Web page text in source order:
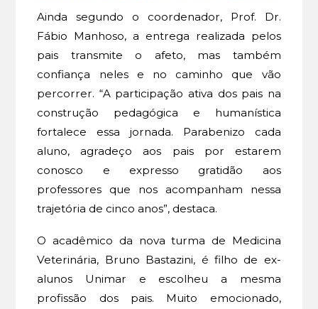
Ainda segundo o coordenador, Prof. Dr.
Fábio Manhoso, a entrega realizada pelos
pais transmite o afeto, mas também
confiança neles e no caminho que vão
percorrer. “A participação ativa dos pais na
construção pedagógica e humanística
fortalece essa jornada. Parabenizo cada
aluno, agradeço aos pais por estarem
conosco e expresso gratidão aos
professores que nos acompanham nessa
trajetória de cinco anos”, destaca.
O acadêmico da nova turma de Medicina
Veterinária, Bruno Bastazini, é filho de ex-
alunos Unimar e escolheu a mesma
profissão dos pais. Muito emocionado,